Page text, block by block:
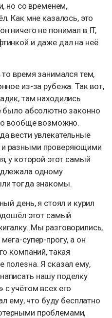
но со временем,
Как мне казалось, это
ничего не понимал в IT,
и даже дал на неё
время занимался тем,
из-за рубежа. Так вот,
там находились
было абсолютно законно
вообще возможно.
вести увлекательные
разными проверяющими
у которой этот самый
одному
тогда знакомы.
день, я стоял и курил
этот самый
Мы разговорились,
супер-прогу, а он
компаний, такая
полезна. Я сказал ему,
нашу поделку
учётом всех его
ему, что буду бесплатно
проблемами,